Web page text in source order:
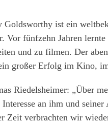
Goldsworthy ist ein
Vor fünfzehn Jahren
und zu filmen. Der
großer Erfolg im Kino,
Riedelsheimer: „Über
Interesse an ihm und
Zeit verbrachten wir